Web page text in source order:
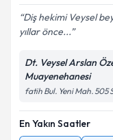
Diş hekimi Veysel
yıllar önce...
Dt. Veysel Arslan
Muayenehanesi
fatih Bul. Yeni Mah. 505
En Yakın Saatler